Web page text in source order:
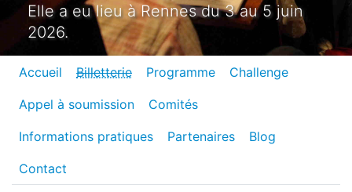
Elle a eu lieu à Rennes du 3 au 5 juin
2026.
Accueil Billetterie Programme Challenge
Appel à soumission Comités
Informations pratiques Partenaires Blog
Contact